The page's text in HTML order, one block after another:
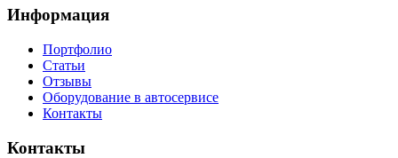
Информация
Портфолио
Статьи
Отзывы
Оборудование в автосервисе
Контакты
Контакты